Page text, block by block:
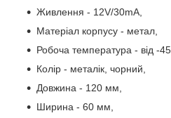
Живлення - 12V/30mA,
Матеріал корпусу - метал,
Робоча температура - від -
Колір - металік, чорний,
Довжина - 120 мм,
Ширина - 60 мм,